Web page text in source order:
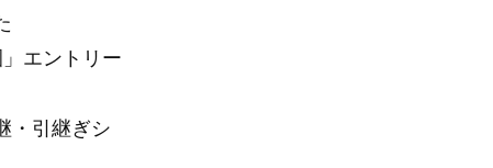
エントリー
・引継ぎシ